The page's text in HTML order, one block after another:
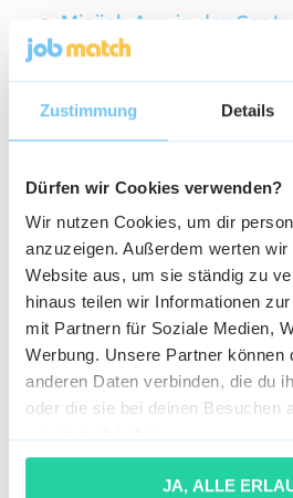
Zustimmung Details
Dürfen wir Cookies verwenden?
Wir nutzen Cookies, um dir
anzuzeigen. Außerdem werten
Website aus, um sie ständig zu
hinaus teilen wir Informationen
mit Partnern für Soziale Medien,
Werbung. Unsere Partner können
anderen Daten verbinden, die du
oder die sie bei deinen Besuchen
JA, ALLE
Minijob-Aus in der
Reformpläne & Folgen
Wie werde ich LKW-
Finder | JobMatch
Anstieg auf 3.373 € im